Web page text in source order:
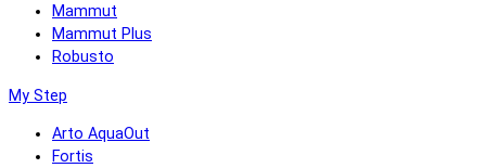
Mammut
Mammut Plus
Robusto
My Step
Arto AquaOut
Fortis